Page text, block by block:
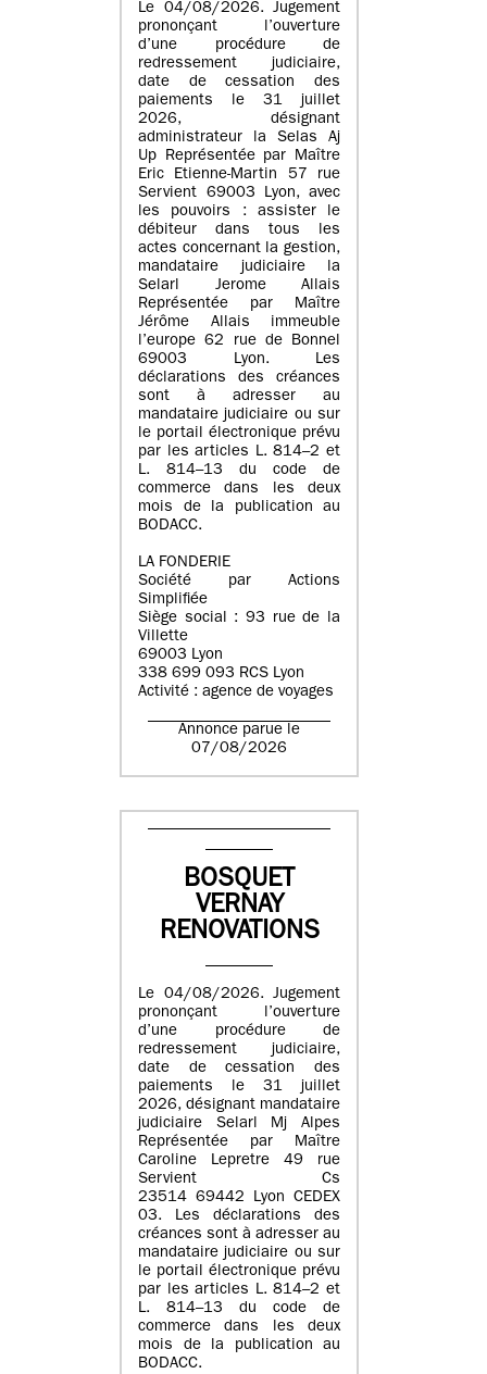
Le 04/08/2026. Jugement
prononçant l’ouverture
d’une procédure de
redressement judiciaire,
date de cessation des
paiements le 31 juillet
2026, désignant
administrateur la Selas Aj
Up Représentée par Maître
Eric Etienne-Martin 57 rue
Servient 69003 Lyon, avec
les pouvoirs : assister le
débiteur dans tous les
actes concernant la gestion,
mandataire judiciaire la
Selarl Jerome Allais
Représentée par Maître
Jérôme Allais immeuble
l’europe 62 rue de Bonnel
69003 Lyon. Les
déclarations des créances
sont à adresser au
mandataire judiciaire ou sur
le portail électronique prévu
par les articles L. 814–2 et
L. 814–13 du code de
commerce dans les deux
mois de la publication au
BODACC.
LA FONDERIE
Société par Actions
Simplifiée
Siège social : 93 rue de la
Villette
69003 Lyon
338 699 093 RCS Lyon
Activité : agence de voyages
Annonce parue le
07/08/2026
BOSQUET
VERNAY
RENOVATIONS
Le 04/08/2026. Jugement
prononçant l’ouverture
d’une procédure de
redressement judiciaire,
date de cessation des
paiements le 31 juillet
2026, désignant mandataire
judiciaire Selarl Mj Alpes
Représentée par Maître
Caroline Lepretre 49 rue
Servient Cs
23514 69442 Lyon CEDEX
03. Les déclarations des
créances sont à adresser au
mandataire judiciaire ou sur
le portail électronique prévu
par les articles L. 814–2 et
L. 814–13 du code de
commerce dans les deux
mois de la publication au
BODACC.